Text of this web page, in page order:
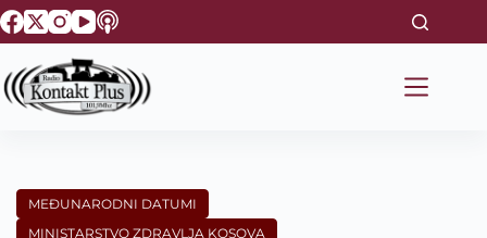
S
k
p
t
MEĐUNARODNI DATUMI
MINISTARSTVO ZDRAVLJA KOSOVA